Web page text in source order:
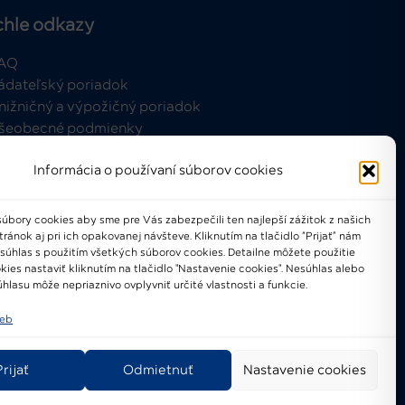
Informácia o používaní súborov cookies
cookies aby sme pre Vás zabezpečili ten najlepší zážitok z našich
aj pri ich opakovanej návšteve. Kliknutím na tlačidlo “Prijať” nám
s použitím všetkých súborov cookies. Detailne môžete použitie
nastaviť kliknutím na tlačidlo "Nastavenie cookies". Nesúhlas alebo
môže nepriaznivo ovplyvniť určité vlastnosti a funkcie.
Odmietnuť Nastavenie cookies
odkazy
poriadok
a výpožičný poriadok
podmienky
2024 © Národné osvetové
centrum